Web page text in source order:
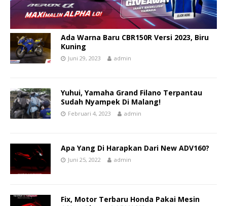
Ada Warna Baru CBR150R Versi 2023, Biru
Kuning
Juni 29, 2023 admin
Yuhui, Yamaha Grand Filano Terpantau
Sudah Nyampek Di Malang!
Februari 4, 2023 admin
Apa Yang Di Harapkan Dari New ADV160?
Juni 25, 2022 admin
Fix, Motor Terbaru Honda Pakai Mesin